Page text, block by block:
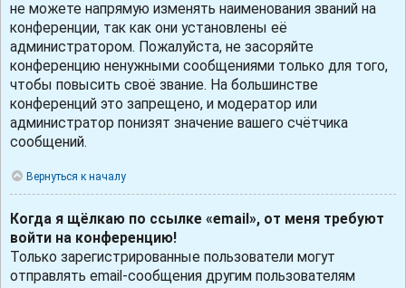
не можете напрямую изменять наименования званий на
конференции, так как они установлены её
администратором. Пожалуйста, не засоряйте
конференцию ненужными сообщениями только для того,
чтобы повысить своё звание. На большинстве
конференций это запрещено, и модератор или
администратор понизят значение вашего счётчика
сообщений.
Вернуться к началу
Когда я щёлкаю по ссылке «email», от меня требуют
войти на конференцию!
Только зарегистрированные пользователи могут
отправлять email-сообщения другим пользователям